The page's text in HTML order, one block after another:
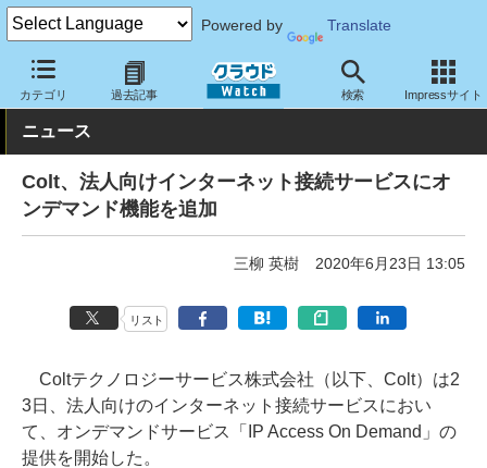
Powered by Translate
カテゴリ 過去記事 検索 Impressサイト
クラウド Watch ネットワーク 通信インフラ
ニュース
Colt、法人向けインターネット接続サービスにオ
ンデマンド機能を追加
三柳 英樹 2020年6月23日 13:05
リスト
Coltテクノロジーサービス株式会社（以下、Colt）は2
3日、法人向けのインターネット接続サービスにおい
て、オンデマンドサービス「IP Access On Demand」の
提供を開始した。